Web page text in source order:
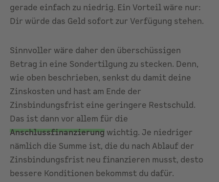
gerade einfach zu niedrig. Ein Vorteil wäre nur:
Dir würde das Geld sofort zur Verfügung stehen.
Sinnvoller wäre daher den überschüssigen
Betrag in eine Sondertilgung zu stecken. Denn,
wie oben beschrieben, senkst du damit deine
Zinskosten und hast am Ende der
Zinsbindungsfrist eine geringere Restschuld.
Das ist dann vor allem für die
Anschlussfinanzierung wichtig. Je niedriger
nämlich die Summe ist, die du nach Ablauf der
Zinsbindungsfrist neu finanzieren musst, desto
bessere Konditionen bekommst du dafür.